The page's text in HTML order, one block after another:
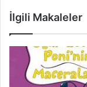
İlgili Makaleler